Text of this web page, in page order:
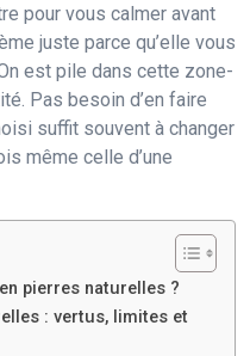
pour vous calmer avant
juste parce qu’elle vous
est pile dans cette zone-
Pas besoin d’en faire
suffit souvent à changer
même celle d’une
pierres naturelles ?
: vertus, limites et